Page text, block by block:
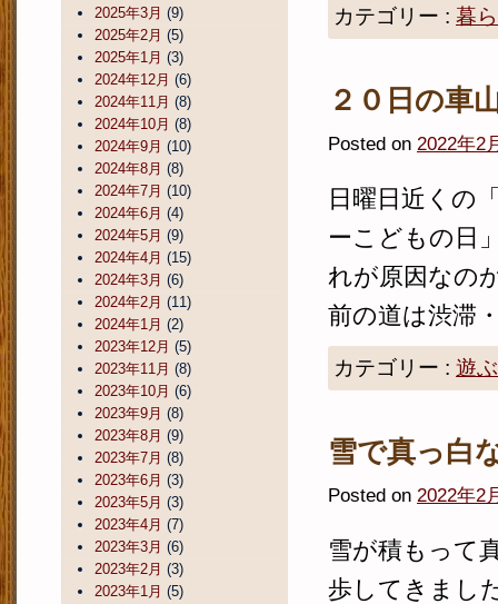
カテゴリー : 暮
２０日の車
Posted on 2022年2
日曜日近くの
ーこどもの日
れが原因なの
前の道は渋滞
カテゴリー : 遊ぶ
雪で真っ白
Posted on 2022年2
雪が積もって
歩してきまし
2025年3月 (9)
2025年2月 (5)
2025年1月 (3)
2024年12月 (6)
2024年11月 (8)
2024年10月 (8)
2024年9月 (10)
2024年8月 (8)
2024年7月 (10)
2024年6月 (4)
2024年5月 (9)
2024年4月 (15)
2024年3月 (6)
2024年2月 (11)
2024年1月 (2)
2023年12月 (5)
2023年11月 (8)
2023年10月 (6)
2023年9月 (8)
2023年8月 (9)
2023年7月 (8)
2023年6月 (3)
2023年5月 (3)
2023年4月 (7)
2023年3月 (6)
2023年2月 (3)
2023年1月 (5)